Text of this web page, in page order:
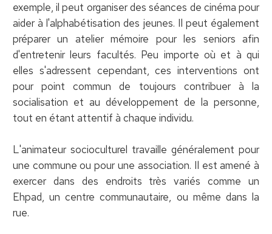
exemple, il peut organiser des séances de cinéma pour
aider à l'alphabétisation des jeunes. Il peut également
préparer un atelier mémoire pour les seniors afin
d'entretenir leurs facultés. Peu importe où et à qui
elles s'adressent cependant, ces interventions ont
pour point commun de toujours contribuer à la
socialisation et au développement de la personne,
tout en étant attentif à chaque individu.
L'animateur socioculturel travaille généralement pour
une commune ou pour une association. Il est amené à
exercer dans des endroits très variés comme un
Ehpad, un centre communautaire, ou même dans la
rue.